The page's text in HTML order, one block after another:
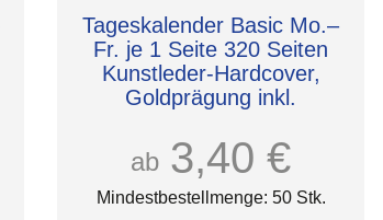
Tageskalender Basic Mo.–
Fr. je 1 Seite 320 Seiten
Kunstleder-Hardcover,
Goldprägung inkl.
ab 3,40 €
Mindestbestellmenge: 50 Stk.